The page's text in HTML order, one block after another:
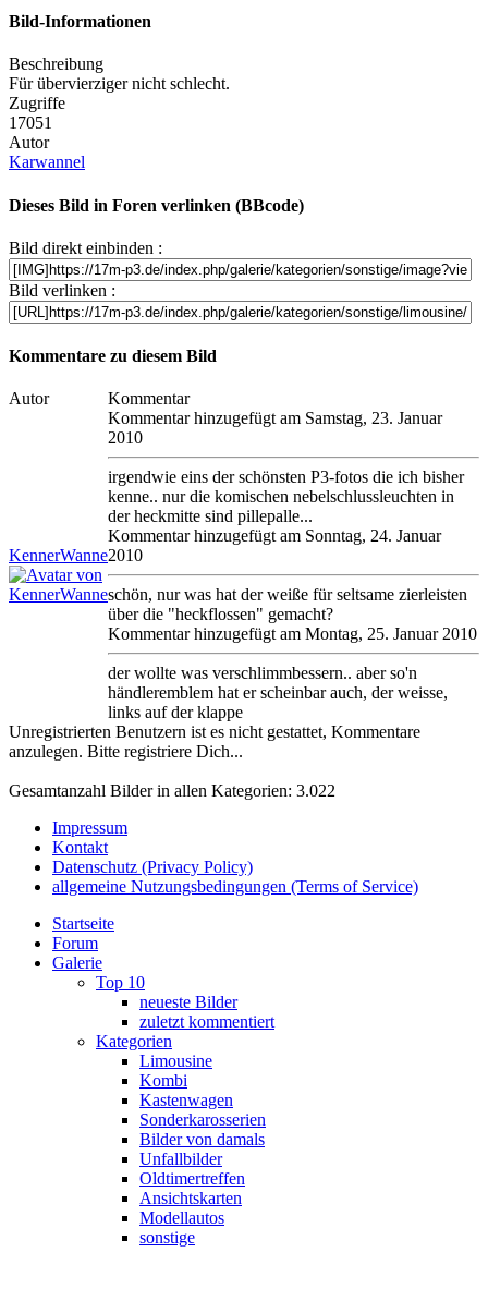
Bild-Informationen
Beschreibung
Für übervierziger nicht schlecht.
Zugriffe
17051
Autor
Karwannel
Dieses Bild in Foren verlinken (BBcode)
Bild direkt einbinden :
Bild verlinken :
Kommentare zu diesem Bild
Autor
Kommentar
Kommentar hinzugefügt am Samstag, 23. Januar
2010
irgendwie eins der schönsten P3-fotos die ich bisher
kenne.. nur die komischen nebelschlussleuchten in
der heckmitte sind pillepalle...
KennerWanne
Kommentar hinzugefügt am Sonntag, 24. Januar
2010
schön, nur was hat der weiße für seltsame zierleisten
über die "heckflossen" gemacht?
Kommentar hinzugefügt am Montag, 25. Januar 2010
der wollte was verschlimmbessern.. aber so'n
händleremblem hat er scheinbar auch, der weisse,
links auf der klappe
Unregistrierten Benutzern ist es nicht gestattet, Kommentare
anzulegen. Bitte registriere Dich...
Gesamtanzahl Bilder in allen Kategorien: 3.022
Impressum
Kontakt
Datenschutz (Privacy Policy)
allgemeine Nutzungsbedingungen (Terms of Service)
Startseite
Forum
Galerie
Top 10
neueste Bilder
zuletzt kommentiert
Kategorien
Limousine
Kombi
Kastenwagen
Sonderkarosserien
Bilder von damals
Unfallbilder
Oldtimertreffen
Ansichtskarten
Modellautos
sonstige